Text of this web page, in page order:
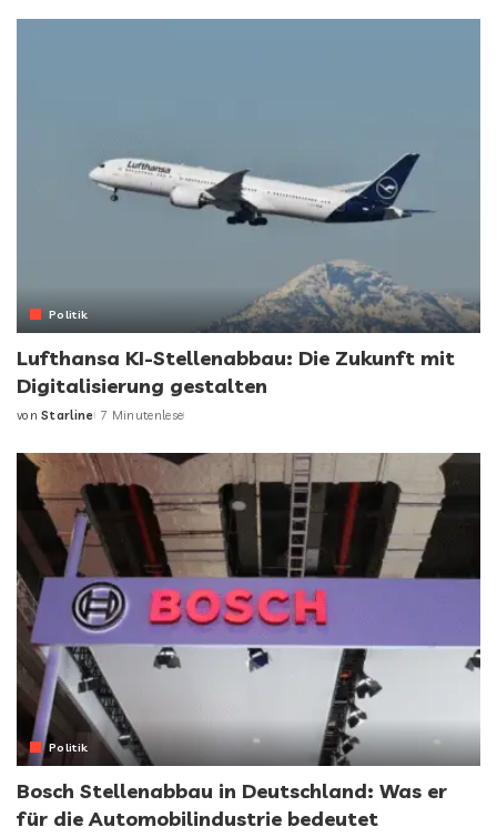
Politik
Lufthansa KI-Stellenabbau: Die Zukunft mit
Digitalisierung gestalten
von Starline 7 Minutenlese
Politik
Bosch Stellenabbau in Deutschland: Was er
für die Automobilindustrie bedeutet